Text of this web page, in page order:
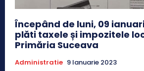
Începând de luni, 09
plăti taxele și impozitele
Primăria Suceava
Administratie 9 Ianuarie 2023